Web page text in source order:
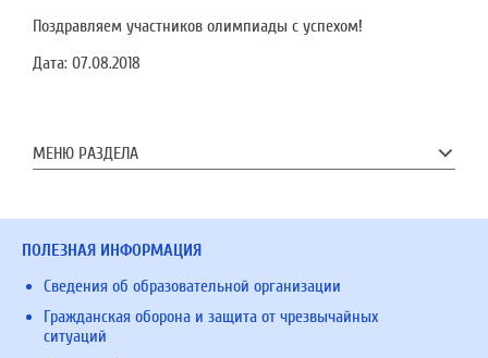
Поздравляем участников олимпиады с успехом!
Дата: 07.08.2018
МЕНЮ РАЗДЕЛА
ПОЛЕЗНАЯ ИНФОРМАЦИЯ
Сведения об образовательной организации
Гражданская оборона и защита от чрезвычайных
ситуаций